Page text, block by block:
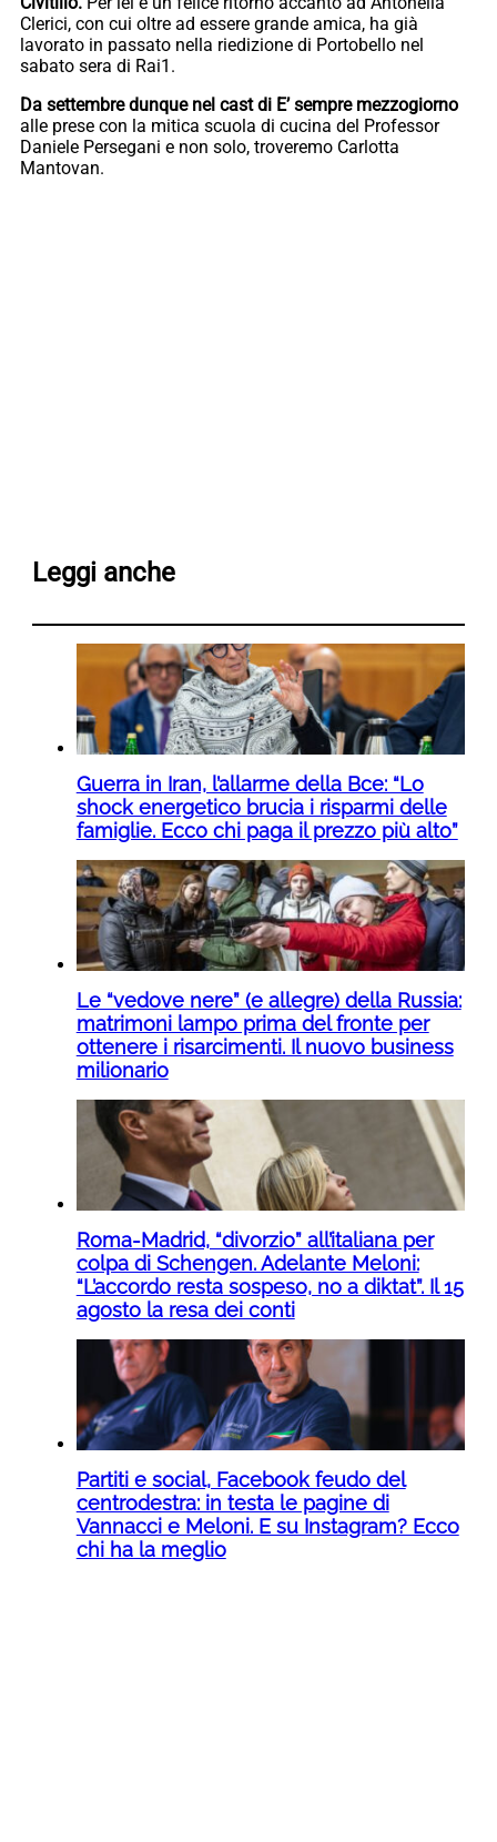
Clerici, con cui oltre ad essere grande amica, ha già
lavorato in passato nella riedizione di Portobello nel
sabato sera di Rai1.
Da settembre dunque nel cast di E’ sempre mezzogiorno
alle prese con la mitica scuola di cucina del Professor
Daniele Persegani e non solo, troveremo Carlotta
Mantovan.
Leggi anche
Guerra in Iran, l’allarme della Bce: “Lo
shock energetico brucia i risparmi delle
famiglie. Ecco chi paga il prezzo più alto”
Le “vedove nere” (e allegre) della Russia:
matrimoni lampo prima del fronte per
ottenere i risarcimenti. Il nuovo business
milionario
Roma-Madrid, “divorzio” all’italiana per
colpa di Schengen. Adelante Meloni:
“L’accordo resta sospeso, no a diktat”. Il 15
agosto la resa dei conti
Partiti e social, Facebook feudo del
centrodestra: in testa le pagine di
Vannacci e Meloni. E su Instagram? Ecco
chi ha la meglio